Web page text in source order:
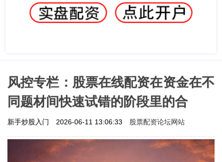
风控专栏：股票在线配资在资金在不
同题材间快速试错的阶段里的合
新手炒股入门 2026-06-11 13:06:33 股票配资论坛网站